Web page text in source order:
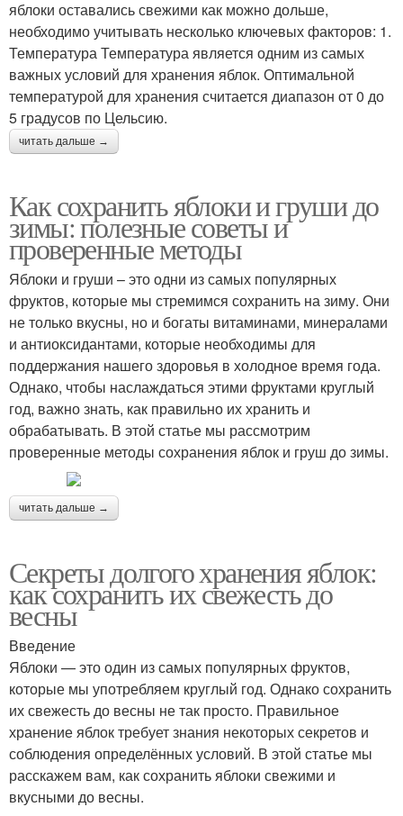
яблоки оставались свежими как можно дольше,
необходимо учитывать несколько ключевых факторов: 1.
Температура Температура является одним из самых
важных условий для хранения яблок. Оптимальной
температурой для хранения считается диапазон от 0 до
5 градусов по Цельсию.
читать дальше →
Как сохранить яблоки и груши до
зимы: полезные советы и
проверенные методы
Яблоки и груши – это одни из самых популярных
фруктов, которые мы стремимся сохранить на зиму. Они
не только вкусны, но и богаты витаминами, минералами
и антиоксидантами, которые необходимы для
поддержания нашего здоровья в холодное время года.
Однако, чтобы наслаждаться этими фруктами круглый
год, важно знать, как правильно их хранить и
обрабатывать. В этой статье мы рассмотрим
проверенные методы сохранения яблок и груш до зимы.
читать дальше →
Секреты долгого хранения яблок:
как сохранить их свежесть до
весны
Введение
Яблоки — это один из самых популярных фруктов,
которые мы употребляем круглый год. Однако сохранить
их свежесть до весны не так просто. Правильное
хранение яблок требует знания некоторых секретов и
соблюдения определённых условий. В этой статье мы
расскажем вам, как сохранить яблоки свежими и
вкусными до весны.